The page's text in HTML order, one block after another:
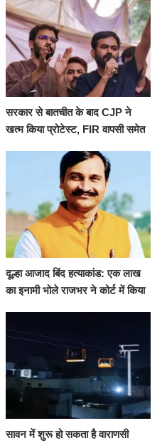
जलाभिषेक
सरकार से बातचीत के बाद CJP ने
खत्म किया प्रोटेस्ट, FIR वापसी समेत
दूल्हा आजाद बिंद हत्याकांड: एक लाख
का इनामी भोले राजभर ने कोर्ट में किया
सावन में शुरू हो सकता है वाराणसी